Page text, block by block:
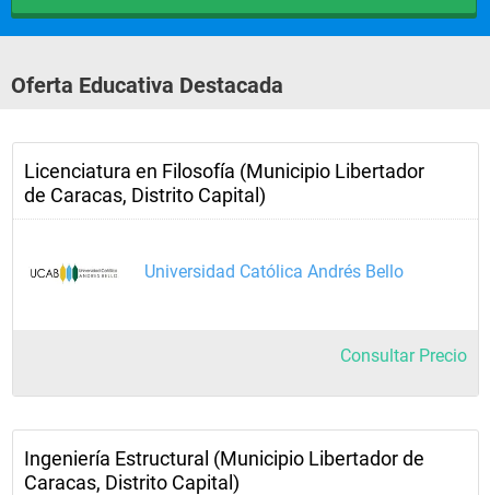
Oferta Educativa Destacada
Licenciatura en Filosofía (Municipio Libertador
de Caracas, Distrito Capital)
Universidad Católica Andrés Bello
Consultar Precio
Ingeniería Estructural (Municipio Libertador de
Caracas, Distrito Capital)